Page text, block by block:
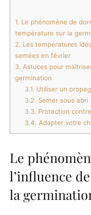
1. Le phénomène de
température sur la
2. Les températures
semées en février
3. Astuces pour
germination
3.1. Utiliser un
3.2. Semer sous abri
3.3. Protection
3.4. Adapter votre
Le
l’influence
la